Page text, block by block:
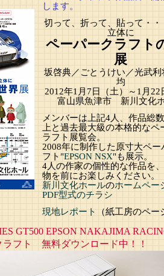
します。
切って、折って、貼って・・
立体に
ペーパークラフト
展
坂啓典／ごとうけい／光武利
均
2012年1月7日（土）～1月22
富山県魚津市 新川文化
メンバーは上記4人、作品総
上と過去最大級の本格的なペ
ラフト展覧会。
2008年に制作した原寸大ペー
フト"EPSON NSX"も展示。
4人の作家の個性的な作品を
物を前にお楽しみください。
新川文化ホールのホームペー
PDF型式のチラシ
現地レポート（紙工房のペー
GT500 EPSON NAKAJIMA
ラフト 無料ダウンロード中！！